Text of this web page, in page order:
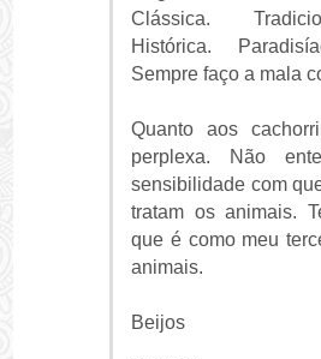
Clássica.
Histórica.
Sempre faço a mala
Quanto aos
perplexa. Não
sensibilidade com
tratam os animais.
que é como meu
animais.
Beijos